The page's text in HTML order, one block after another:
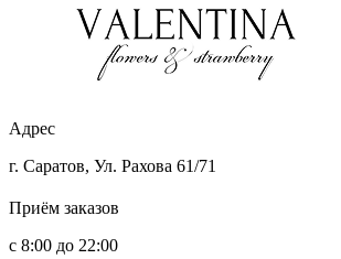
Адрес
г. Саратов, Ул. Рахова 61/71
Приём заказов
с 8:00 до 22:00